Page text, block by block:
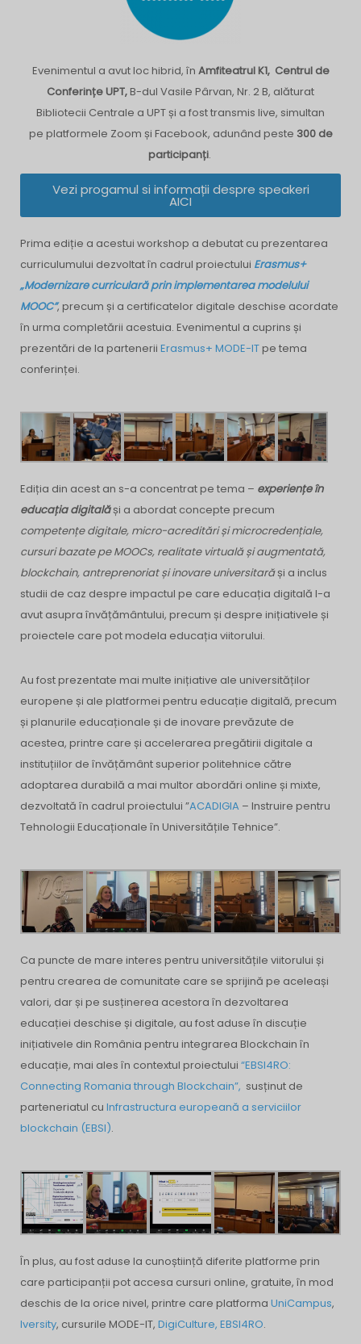
Evenimentul a avut loc hibrid, în Amfiteatrul K1, Centrul de
Conferințe UPT, B-dul Vasile Pârvan, Nr. 2 B, alăturat
Bibliotecii Centrale a UPT și a fost transmis live, simultan
pe platformele Zoom și Facebook, adunând peste 300 de
participanți.
Vezi progamul si informații despre speakeri
AICI
Prima ediție a acestui workshop a debutat cu prezentarea
curriculumului dezvoltat în cadrul proiectului Erasmus+
„Modernizare curriculară prin implementarea modelului
MOOC”, precum și a certificatelor digitale deschise acordate
în urma completării acestuia. Evenimentul a cuprins și
prezentări de la partenerii Erasmus+ MODE-IT pe tema
conferinței.
Ediția din acest an s-a concentrat pe tema – experiențe în
educația digitalăși a abordat concepte precum
competențe digitale, micro-acreditări și microcredențiale,
cursuri bazate pe MOOCs, realitate virtuală și augmentată,
blockchain, antreprenoriat și inovare universitarăși a inclus
studii de caz despre impactul pe care educația digitală l-a
avut asupra învățământului, precum și despre inițiativele și
proiectele care pot modela educația viitorului.
Au fost prezentate mai multe inițiative ale universităților
europene și ale platformei pentru educație digitală, precum
și planurile educaționale și de inovare prevăzute de
acestea, printre care și accelerarea pregătirii digitale a
instituțiilor de învățământ superior politehnice către
adoptarea durabilă a mai multor abordări online și mixte,
dezvoltată în cadrul proiectului ”ACADIGIA – Instruire pentru
Tehnologii Educaționale în Universitățile Tehnice”.
Ca puncte de mare interes pentru universitățile viitorului și
pentru crearea de comunitate care se sprijină pe aceleași
valori, dar și pe susținerea acestora în dezvoltarea
educației deschise și digitale, au fost aduse în discuție
inițiativele din România pentru integrarea Blockchain în
educație, mai ales în contextul proiectului “EBSI4RO:
Connecting Romania through Blockchain”, susținut de
parteneriatul cu Infrastructura europeană a serviciilor
blockchain (EBSI).
În plus, au fost aduse la cunoștiință diferite platforme prin
care participanții pot accesa cursuri online, gratuite, în mod
deschis de la orice nivel, printre care platforma UniCampus,
Iversity, cursurile MODE-IT, DigiCulture, EBSI4RO.